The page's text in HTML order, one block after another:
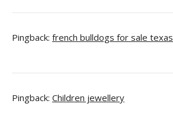
Pingback: french bulldogs for sale texas
Pingback: Children jewellery